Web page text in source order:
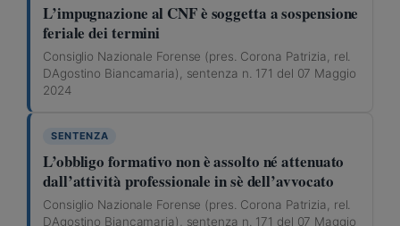
L’impugnazione al CNF è soggetta a sospensione
feriale dei termini
Consiglio Nazionale Forense (pres. Corona Patrizia, rel.
DAgostino Biancamaria), sentenza n. 171 del 07 Maggio
2024
SENTENZA
L’obbligo formativo non è assolto né attenuato
dall’attività professionale in sè dell’avvocato
Consiglio Nazionale Forense (pres. Corona Patrizia, rel.
DAgostino Biancamaria), sentenza n. 171 del 07 Maggio